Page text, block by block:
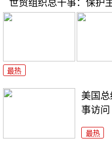
世贸组织总干事：保护
最热
美国
事访问
最热